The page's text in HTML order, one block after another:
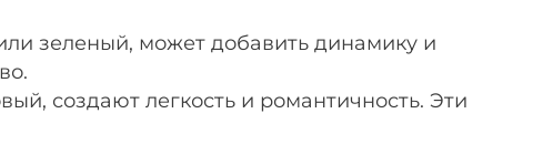
зеленый, может добавить динамику и
создают легкость и романтичность. Эти